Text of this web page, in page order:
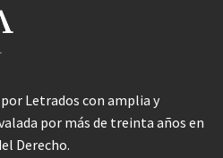
Letrados con amplia y
por más de treinta años en
Derecho.